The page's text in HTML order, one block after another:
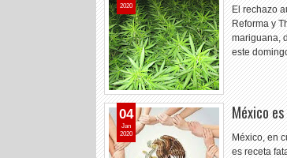
El rechazo
Reforma y
mariguana,
este
2020
México
México, en
es receta
04
Jan
2020